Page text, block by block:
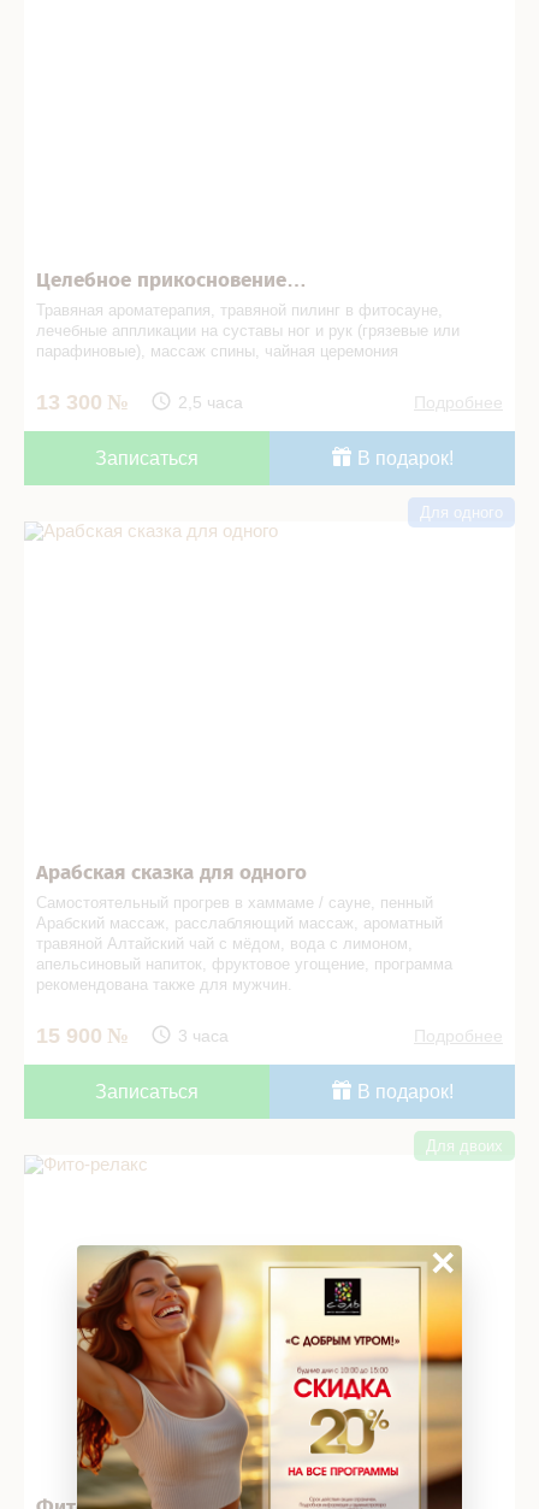
Целебное прикосновение…
Травяная ароматерапия, травяной пилинг в фито­сауне,
лечебные аппликации на суставы ног и рук (грязевые или
парафиновые), массаж спины, чайная церемония
13 300 2,5 часа Подробнее
Записаться В подарок!
Арабская сказка для одного в СПА салоне
Арабская сказка для одного
Самостоятельный прогрев в хаммаме / сауне, пенный
Арабский массаж, расслабляющий массаж, ароматный
травяной Алтайский чай с мёдом, вода с лимоном,
апельсиновый напиток, фруктовое угощение, программа
рекомендована также для мужчин.
15 900 3 часа Подробнее
Для одного
Записаться В подарок!
Фито-­релакс в СПА салоне
Для двоих
×